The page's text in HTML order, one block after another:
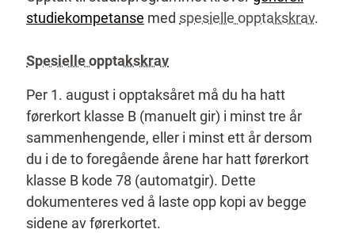
studiekompetanse med spesielle opptakskrav.
Spesielle opptakskrav
Per 1. august i opptaksåret må du ha hatt
førerkort klasse B (manuelt gir) i minst tre år
sammenhengende, eller i minst ett år dersom
du i de to foregående årene har hatt førerkort
klasse B kode 78 (automatgir). Dette
dokumenteres ved å laste opp kopi av begge
sidene av førerkortet.